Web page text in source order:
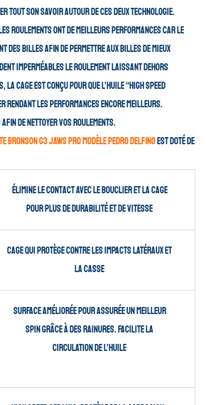
tout son savoir autour de ces deux technologie.
roulements ont de meilleurs performances car le
des billes afin de permettre aux billes de mieux
imperméables le roulement laissant dehors
la cage est conçu pour que l’huile “High Speed
rendant les performances encore meilleurs.
de nettoyer vos roulements.
Bronson G3 Jaws pro modèle Pedro Delfino est doté de
élimine le contact avec le bouclier et la cage
pour plus de durabilité et de vitesse
Cage qui protège contre les impacts latéraux et
la casse
surface améliorée pour assurée un meilleur
spin grâce à des rainures. Facilite la
circulation de l’huile